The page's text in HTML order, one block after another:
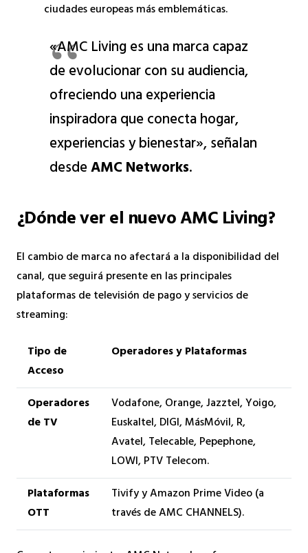
ciudades europeas más emblemáticas.
«AMC Living es una marca capaz
de evolucionar con su audiencia,
ofreciendo una experiencia
inspiradora que conecta hogar,
experiencias y bienestar», señalan
desdeAMC Networks.
¿Dónde ver el nuevo AMC Living?
El cambio de marca no afectará a la disponibilidad del
canal, que seguirá presente en las principales
plataformas de televisión de pago y servicios de
streaming:
Tipo de
Acceso
Operadores y Plataformas
Operadores
de TV
Vodafone, Orange, Jazztel, Yoigo,
Euskaltel, DIGI, MásMóvil, R,
Avatel, Telecable, Pepephone,
LOWI, PTV Telecom.
Plataformas
OTT
Tivify y Amazon Prime Video (a
través de AMC CHANNELS).